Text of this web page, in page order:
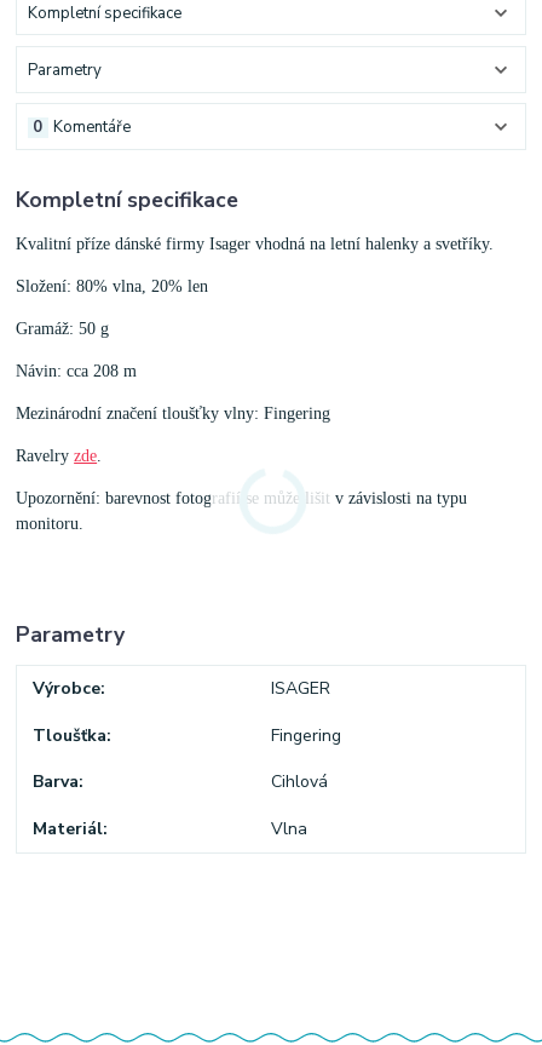
Kompletní specifikace
Parametry
Komentáře
0
Kompletní specifikace
Kvalitní příze dánské firmy Isager vhodná na letní halenky a svetříky.
Složení: 80% vlna, 20% len
Gramáž: 50 g
Návin: cca 208 m
Mezinárodní značení tloušťky vlny: Fingering
Ravelryzde
Upozornění: barevnost fotografií se může lišit v závislosti na typu
monitoru.
Parametry
Výrobce ISAGER
Tloušťka Fingering
Barva Cihlová
Materiál Vlna